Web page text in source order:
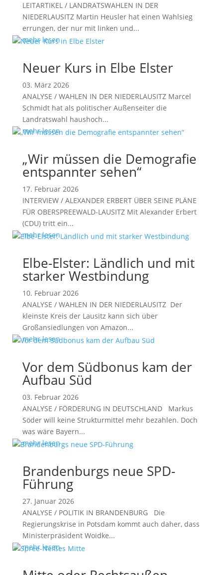
LEITARTIKEL / LANDRATSWAHLEN IN DER
NIEDERLAUSITZ Martin Heusler hat einen Wahlsieg
errungen, der nur mit linken und...
mehr lesen
Neuer Kurs in Elbe Elster
03. März 2026
ANALYSE / WAHLEN IN DER NIEDERLAUSITZ Marcel
Schmidt hat als politischer Außenseiter die
Landratswahl haushoch...
mehr lesen
„Wir müssen die Demografie
entspannter sehen“
17. Februar 2026
INTERVIEW / ALEXANDER ERBERT ÜBER SEINE PLÄNE
FÜR OBERSPREEWALD-LAUSITZ Mit Alexander Erbert
(CDU) tritt ein...
mehr lesen
Elbe-Elster: Ländlich und mit
starker Westbindung
10. Februar 2026
ANALYSE / WAHLEN IN DER NIEDERLAUSITZ Der
kleinste Kreis der Lausitz kann sich über
Großansiedlungen von Amazon...
mehr lesen
Vor dem Südbonus kam der
Aufbau Süd
03. Februar 2026
ANALYSE / FÖRDERUNG IN DEUTSCHLAND Markus
Söder will keine Strukturmittel mehr bezahlen. Doch
was wäre Bayern...
mehr lesen
Brandenburgs neue SPD-
Führung
27. Januar 2026
ANALYSE / POLITIK IN BRANDENBURG Die
Regierungskrise in Potsdam kommt auch daher, dass
Ministerpräsident Woidke...
mehr lesen